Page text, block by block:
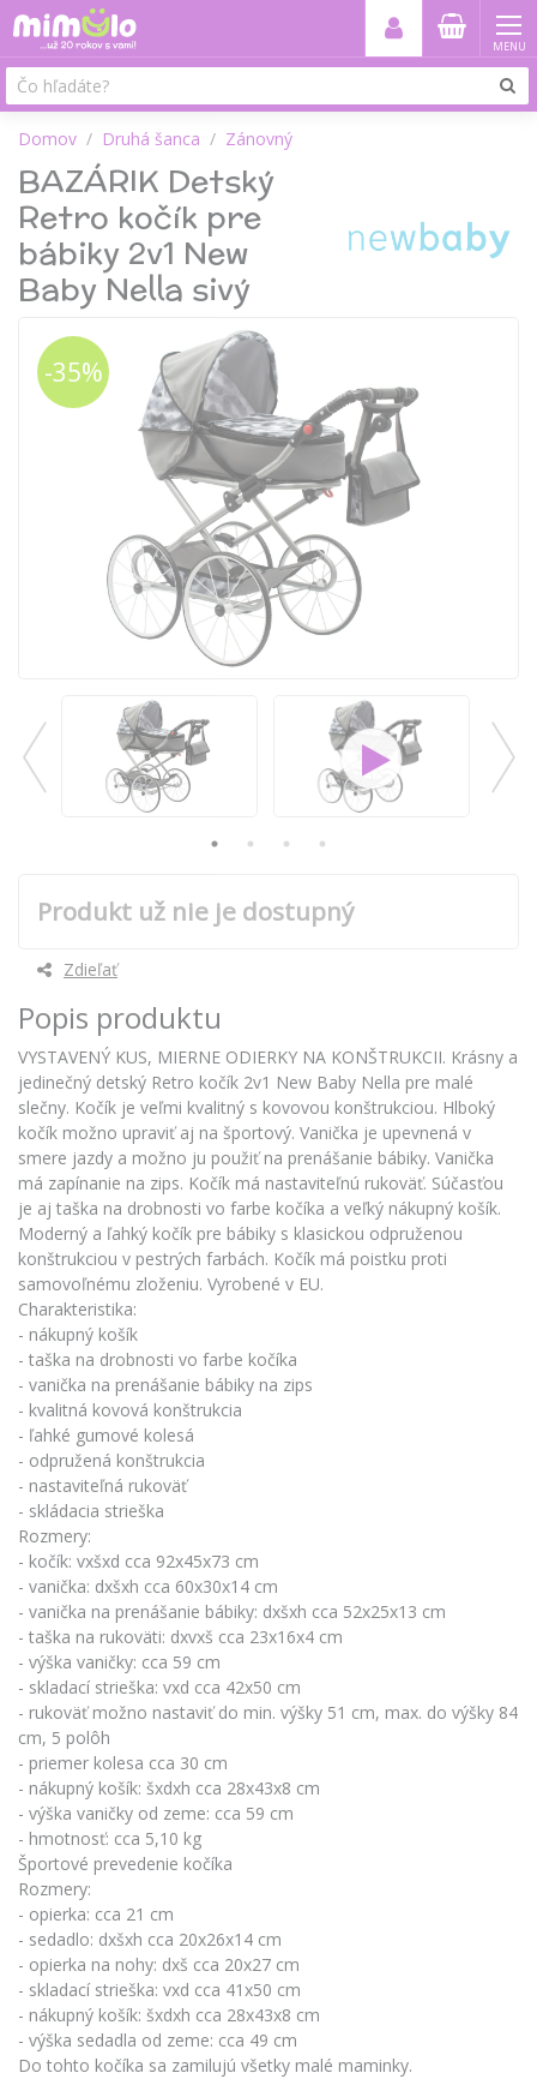
MENU
Domov Druhá šanca Zánovný
BAZÁRIK Detský
Retro kočík pre
bábiky 2v1 New
Baby Nella sivý
-35%
Produkt už nie je dostupný
Zdieľať
Popis produktu
VYSTAVENÝ KUS, MIERNE ODIERKY NA KONŠTRUKCII. Krásny a
jedinečný detský Retro kočík 2v1 New Baby Nella pre malé
slečny. Kočík je veľmi kvalitný s kovovou konštrukciou. Hlboký
kočík možno upraviť aj na športový. Vanička je upevnená v
smere jazdy a možno ju použiť na prenášanie bábiky. Vanička
má zapínanie na zips. Kočík má nastaviteľnú rukoväť. Súčasťou
je aj taška na drobnosti vo farbe kočíka a veľký nákupný košík.
Moderný a ľahký kočík pre bábiky s klasickou odpruženou
konštrukciou v pestrých farbách. Kočík má poistku proti
samovoľnému zloženiu. Vyrobené v EU.
Charakteristika:
- nákupný košík
- taška na drobnosti vo farbe kočíka
- vanička na prenášanie bábiky na zips
- kvalitná kovová konštrukcia
- ľahké gumové kolesá
- odpružená konštrukcia
- nastaviteľná rukoväť
- skládacia strieška
Rozmery:
- kočík: vxšxd cca 92x45x73 cm
- vanička: dxšxh cca 60x30x14 cm
- vanička na prenášanie bábiky: dxšxh cca 52x25x13 cm
- taška na rukoväti: dxvxš cca 23x16x4 cm
- výška vaničky: cca 59 cm
- skladací strieška: vxd cca 42x50 cm
- rukoväť možno nastaviť do min. výšky 51 cm, max. do výšky 84
cm, 5 polôh
- priemer kolesa cca 30 cm
- nákupný košík: šxdxh cca 28x43x8 cm
- výška vaničky od zeme: cca 59 cm
- hmotnosť: cca 5,10 kg
Športové prevedenie kočíka
Rozmery:
- opierka: cca 21 cm
- sedadlo: dxšxh cca 20x26x14 cm
- opierka na nohy: dxš cca 20x27 cm
- skladací strieška: vxd cca 41x50 cm
- nákupný košík: šxdxh cca 28x43x8 cm
- výška sedadla od zeme: cca 49 cm
Do tohto kočíka sa zamilujú všetky malé maminky.